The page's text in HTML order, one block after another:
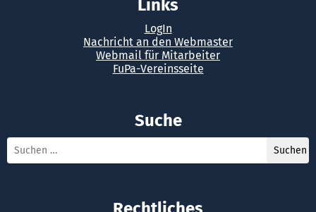
Links
LogIn
Nachricht an den Webmaster
Webmail für Mitarbeiter
FuPa-Vereinsseite
Suche